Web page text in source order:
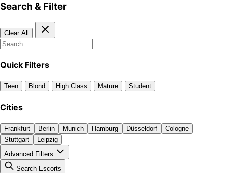
Search & Filter
Clear All
Quick Filters
Teen Blond High Class Mature Student
Cities
Frankfurt Berlin Munich Hamburg Düsseldorf
Cologne
Stuttgart
Leipzig
Advanced Filters
Search Escorts